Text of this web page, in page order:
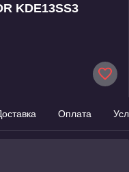
KDE13SS3
Оплата